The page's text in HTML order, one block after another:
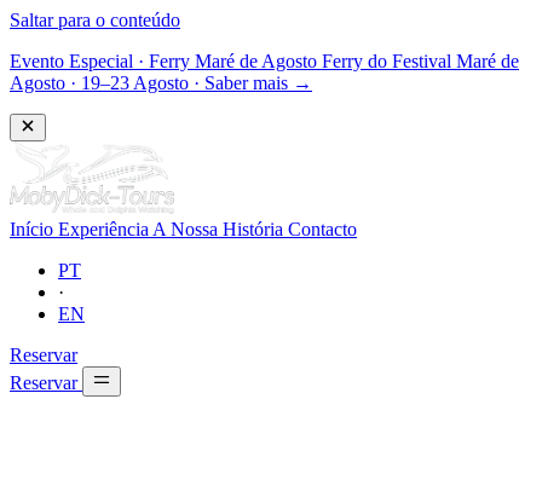
Saltar para o conteúdo
Evento Especial · Ferry Maré de Agosto Ferry do Festival Maré de
Agosto · 19–23 Agosto · Saber mais →
Início Experiência A Nossa História Contacto
PT
·
EN
Reservar
Reservar